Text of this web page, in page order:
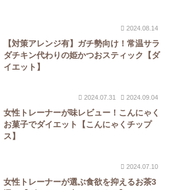
2024.08.14
【対策アレンジ有】ガチ勢向け！常温サラ
ダチキン代わりの姫かつおスティック【ダ
イエット】
2024.07.31 2024.09.04
女性トレーナーが味レビュー！こんにゃく
お菓子でダイエット【こんにゃくチップ
ス】
2024.07.10
女性トレーナーが選ぶ食欲を抑えるお茶3